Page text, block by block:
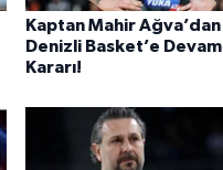
Kaptan Mahir Ağva’dan
Denizli Basket’e Devam
Kararı!